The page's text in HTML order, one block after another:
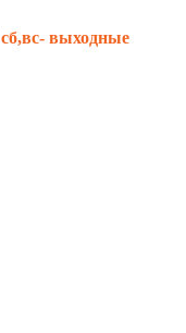
сб,вс- выходные